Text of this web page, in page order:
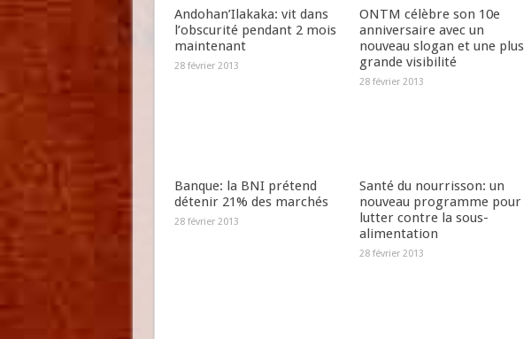
Andohan’Ilakaka: vit dans
l’obscurité pendant 2 mois
maintenant
28 février 2013
ONTM célèbre son 10e
anniversaire avec un
nouveau slogan et une plus
grande visibilité
28 février 2013
Banque: la BNI prétend
détenir 21% des marchés
28 février 2013
Santé du nourrisson: un
nouveau programme pour
lutter contre la sous-
alimentation
28 février 2013